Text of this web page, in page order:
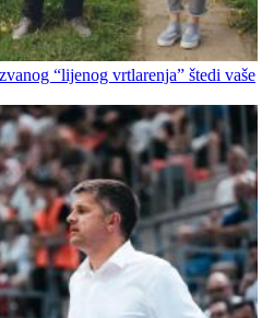
“lijenog vrtlarenja” štedi vaše